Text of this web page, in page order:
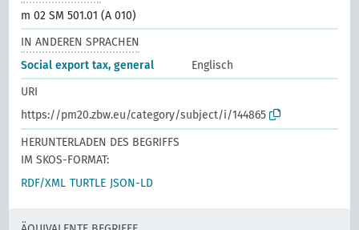
m 02 SM 501.01 (A 010)
IN ANDEREN SPRACHEN
Social export tax, general
Englisch
URI
https://pm20.zbw.eu/category/subject/i/144865
HERUNTERLADEN DES BEGRIFFS
IM SKOS-FORMAT:
RDF/XML TURTLE JSON-LD